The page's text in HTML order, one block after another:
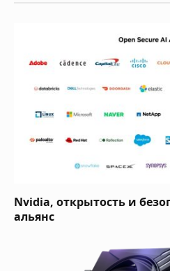
Nvidia, открытость и
альянс